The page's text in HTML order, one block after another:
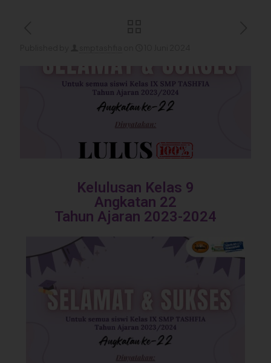
Kelulusan Kelas 9
Angkatan 22
Tahun Ajaran 2023-2024